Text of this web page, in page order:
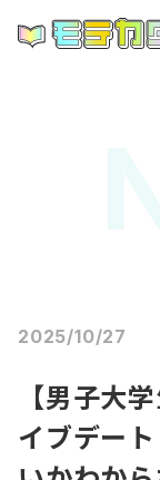
2025/10/27
【男子大
イブデー